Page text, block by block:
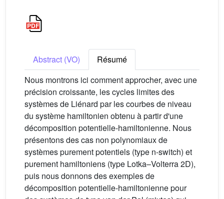
Abstract (VO)
Résumé
Nous montrons ici comment approcher, avec une
précision croissante, les cycles limites des
systèmes de Liénard par les courbes de niveau
du système hamiltonien obtenu à partir d'une
décomposition potentielle-hamiltonienne. Nous
présentons des cas non polynomiaux de
systèmes purement potentiels (type n-switch) et
purement hamiltoniens (type Lotka–Volterra 2D),
puis nous donnons des exemples de
décomposition potentielle-hamiltonienne pour